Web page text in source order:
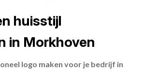
huisstijl
in Morkhoven
logo maken voor je bedrijf in